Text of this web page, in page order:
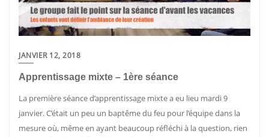
JANVIER 12, 2018
Apprentissage mixte – 1ère séance
La première séance d’apprentissage mixte a eu lieu mardi 9
janvier. C’était un peu un baptême du feu pour l’équipe dans la
mesure où, même en ayant beaucoup réfléchi à la question, rien